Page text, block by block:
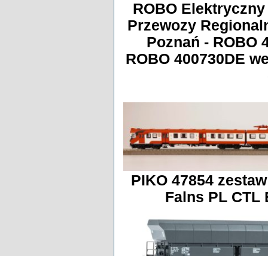
ROBO
Przewozy
Poznań - ROBO
ROBO 400730DE
PIKO 47854
Falns PL CTL